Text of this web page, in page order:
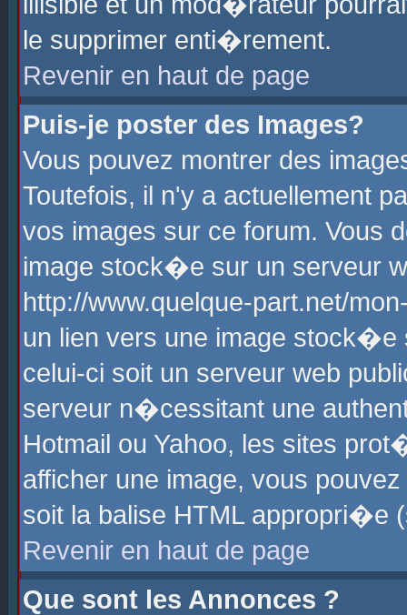
le supprimer enti�rement.
Revenir en haut de page
Puis-je poster des Images?
Vous pouvez montrer des
Toutefois, il n'y a actuellement
vos images sur ce forum. Vous
image stock�e sur un serveur
http://www.quelque-part.net/
un lien vers une image
celui-ci soit un serveur web
serveur n�cessitant une
Hotmail ou Yahoo, les sites
afficher une image, vous
soit la balise HTML
Revenir en haut de page
Que sont les Annonces ?